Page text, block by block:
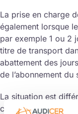
La prise en charge
également lorsque
par exemple 1 ou 2
titre de transport
abattement des
de l’abonnement du
La situation est
comme le